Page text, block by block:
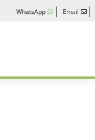
WhatsApp Email